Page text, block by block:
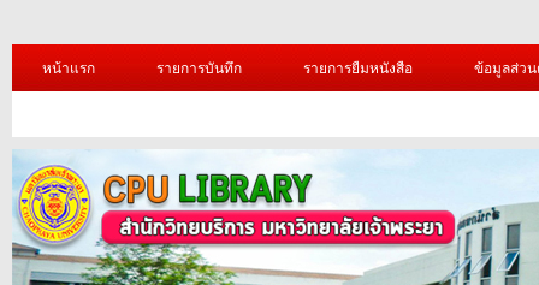
หน้าแรก รายการบันทึก รายการยืมหนังสือ ข้อมูลส่ว